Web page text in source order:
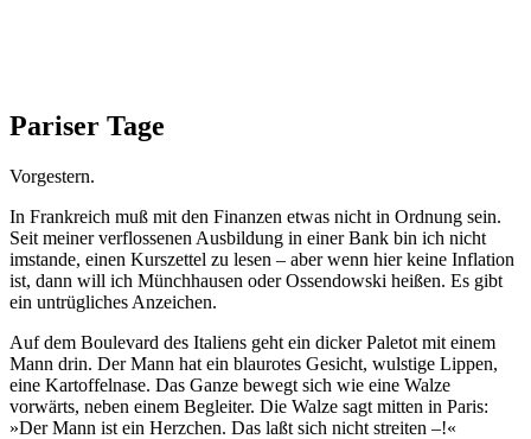
Pariser Tage
Vorgestern.
In Frankreich muß mit den Finanzen etwas nicht in Ordnung sein.
Seit meiner verflossenen Ausbildung in einer Bank bin ich nicht
imstande, einen Kurszettel zu lesen – aber wenn hier keine Inflation
ist, dann will ich Münchhausen oder Ossendowski heißen. Es gibt
ein untrügliches Anzeichen.
Auf dem Boulevard des Italiens geht ein dicker Paletot mit einem
Mann drin. Der Mann hat ein blaurotes Gesicht, wulstige Lippen,
eine Kartoffelnase. Das Ganze bewegt sich wie eine Walze
vorwärts, neben einem Begleiter. Die Walze sagt mitten in Paris:
»Der Mann ist ein Herzchen. Das laßt sich nicht streiten –!«